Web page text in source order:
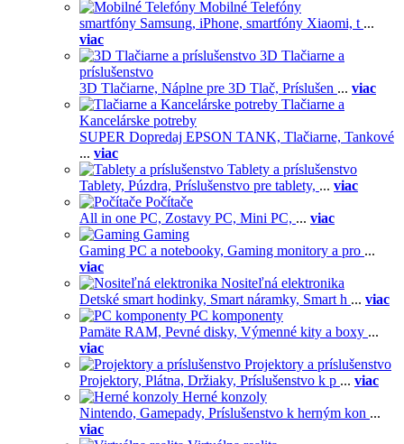
Mobilné Telefóny
smartfóny Samsung, iPhone, smartfóny Xiaomi, t ...
viac
3D Tlačiarne a
príslušenstvo
3D Tlačiarne, Náplne pre 3D Tlač, Príslušen ... viac
Tlačiarne a
Kancelárske potreby
SUPER Dopredaj EPSON TANK, Tlačiarne, Tankové
... viac
Tablety a príslušenstvo
Tablety, Púzdra, Príslušenstvo pre tablety, ... viac
Počítače
All in one PC, Zostavy PC, Mini PC, ... viac
Gaming
Gaming PC a notebooky, Gaming monitory a pro ...
viac
Nositeľná elektronika
Detské smart hodinky, Smart náramky, Smart h ... viac
PC komponenty
Pamäte RAM, Pevné disky, Výmenné kity a boxy ...
viac
Projektory a príslušenstvo
Projektory, Plátna, Držiaky, Príslušenstvo k p ... viac
Herné konzoly
Nintendo, Gamepady, Príslušenstvo k herným kon ...
viac